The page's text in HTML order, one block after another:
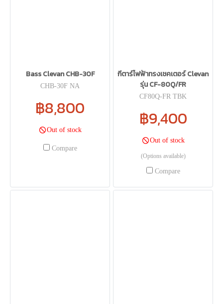
Bass Clevan CHB-30F
CHB-30F NA
฿8,800
Out of stock
Compare
กีตาร์ไฟฟ้าทรงเชคเตอร์ Clevan
รุ่น CF-80Q/FR
CF80Q-FR TBK
฿9,400
Out of stock
(Options available)
Compare